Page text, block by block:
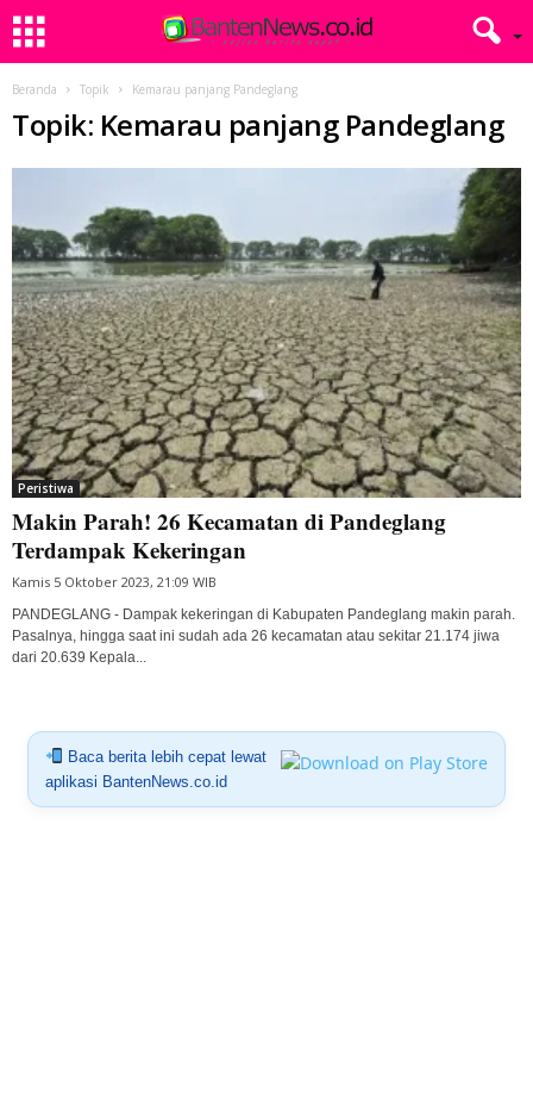
Beranda Topik Kemarau panjang Pandeglang
Topik: Kemarau panjang Pandeglang
Peristiwa
Makin Parah! 26 Kecamatan di Pandeglang
Terdampak Kekeringan
Kamis 5 Oktober 2023, 21:09 WIB
PANDEGLANG - Dampak kekeringan di Kabupaten Pandeglang makin parah.
Pasalnya, hingga saat ini sudah ada 26 kecamatan atau sekitar 21.174 jiwa
dari 20.639 Kepala...
Baca berita lebih cepat lewat
aplikasi BantenNews.co.id